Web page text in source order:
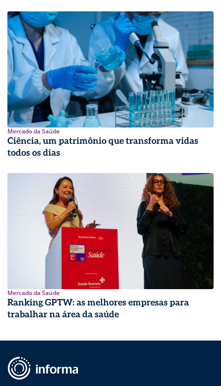
Mercado da Saúde
Ciência, um patrimônio que transforma vidas
todos os dias
Mercado da Saúde
Ranking GPTW: as melhores empresas para
trabalhar na área da saúde